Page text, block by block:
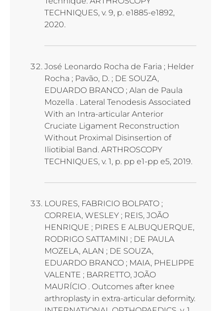
TECHNIQUES, v. 9, p. e1885-e1892,
2020.
José Leonardo Rocha de Faria ; Helder
Rocha ; Pavão, D. ; DE SOUZA,
EDUARDO BRANCO ; Alan de Paula
Mozella . Lateral Tenodesis Associated
With an Intra-articular Anterior
Cruciate Ligament Reconstruction
Without Proximal Disinsertion of
Iliotibial Band. ARTHROSCOPY
TECHNIQUES, v. 1, p. pp e1-pp e5, 2019.
LOURES, FABRICIO BOLPATO ;
CORREIA, WESLEY ; REIS, JOÃO
HENRIQUE ; PIRES E ALBUQUERQUE,
RODRIGO SATTAMINI ; DE PAULA
MOZELA, ALAN ; DE SOUZA,
EDUARDO BRANCO ; MAIA, PHELIPPE
VALENTE ; BARRETTO, JOÃO
MAURÍCIO . Outcomes after knee
arthroplasty in extra-articular deformity.